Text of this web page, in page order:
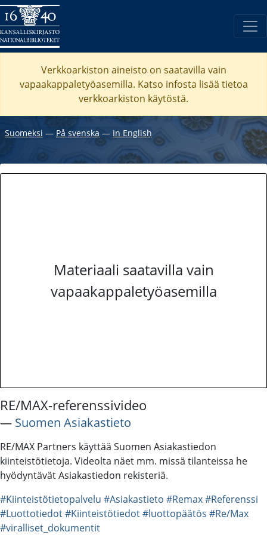
Verkkoarkiston aineisto on saatavilla vain
vapaakappaletyöasemilla. Katso infosta lisää tietoa
verkkoarkiston käytöstä.
Suomeksi ― På svenska ― In English
Materiaali saatavilla vain
vapaakappaletyöasemilla
RE/MAX-referenssivideo
― Suomen Asiakastieto
RE/MAX Partners käyttää Suomen Asiakastiedon
kiinteistötietoja. Videolta näet mm. missä tilanteissa he
hyödyntävät Asiakastiedon rekisteriä.
#Kiinteistötietopalvelu #Asiakastieto #Remax#Referenssi
#Luottotiedot#Kiinteistötiedot#luottopäätös #Re/Max
#viralliset_dokumentit